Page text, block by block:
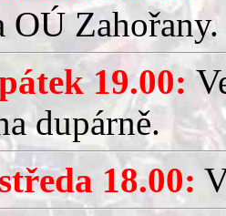
OÚ Zahořany.
19.00:
dupárně.
18.00: